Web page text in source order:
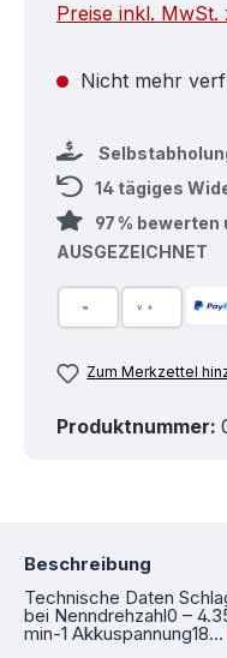
Preise inkl.
Nicht mehr
14 tägiges
97 % bewerten
AUSGEZEICHNET
Zum Merkzettel
Produktnummer:
Beschreibung
Technische Daten
bei Nenndrehzahl0 –
min-1 Akkuspannung18…